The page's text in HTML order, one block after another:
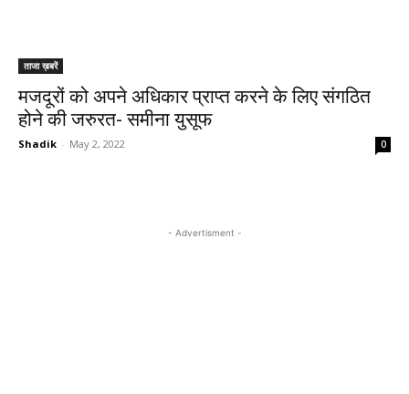
ताजा ख़बरें
मजदूरों को अपने अधिकार प्राप्त करने के लिए संगठित
होने की जरुरत- समीना युसूफ
Shadik - May 2, 2022 0
- Advertisment -